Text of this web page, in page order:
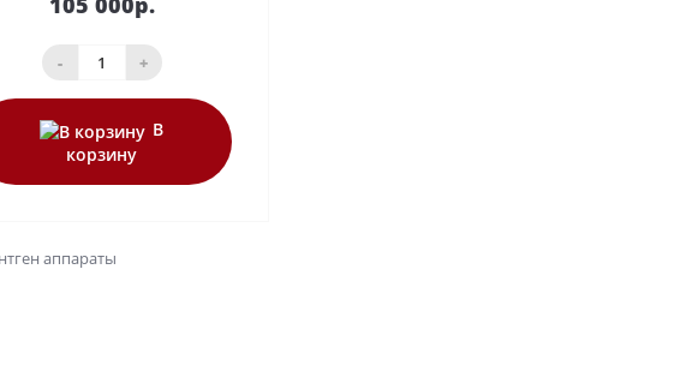
- +
В
корзину